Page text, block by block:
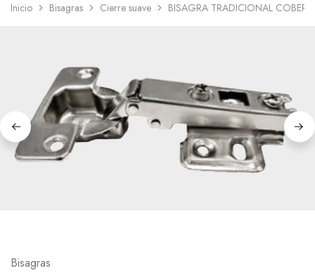
Inicio Bisagras Cierre suave BISAGRA TRADICIONAL
Bisagras